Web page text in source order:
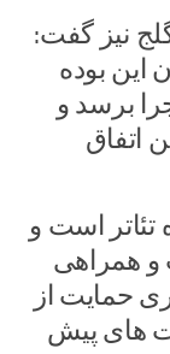
نیز گفت:
این بوده
برسد و
با این اتفاق
تئاتر است و
و همراهی
حمایت از
های پیش